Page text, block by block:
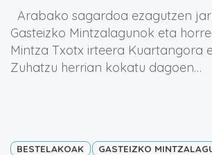
Arabako sagardoa ezagutzen
Gasteizko Mintzalagunok eta
Mintza Txotx irteera Kuartangora
Zuhatzu herrian kokatu dagoen…
BESTELAKOAK GASTEIZKO